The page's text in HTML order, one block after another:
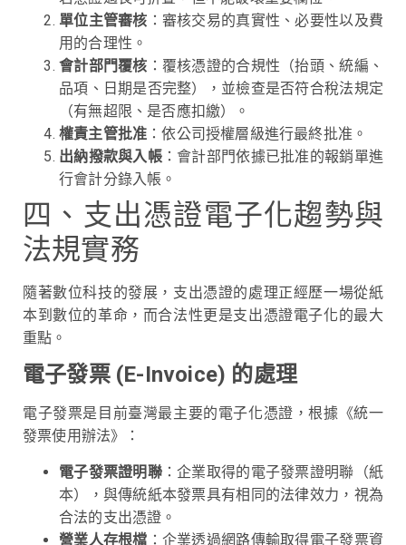
單位主管審核 ：審核交易的真實性、必要性以及費
用的合理性。
會計部門覆核 ：覆核憑證的合規性（抬頭、統編、
品項、日期是否完整），並檢查是否符合稅法規定
（有無超限、是否應扣繳）。
權責主管批准 ：依公司授權層級進行最終批准。
出納撥款與入帳：會計部門依據已批准的報銷單進
行會計分錄入帳。
四、支出憑證電子化趨勢與
法規實務
隨著數位科技的發展，支出憑證的處理正經歷一場從紙
本到數位的革命，而合法性更是支出憑證電子化的最大
重點。
電子發票 (E-Invoice) 的處理
電子發票是目前臺灣最主要的電子化憑證，根據《統一
發票使用辦法》：
電子發票證明聯：企業取得的電子發票證明聯（紙
本），與傳統紙本發票具有相同的法律效力，視為
合法的支出憑證。
營業人存根檔 ：企業透過網路傳輸取得電子發票資